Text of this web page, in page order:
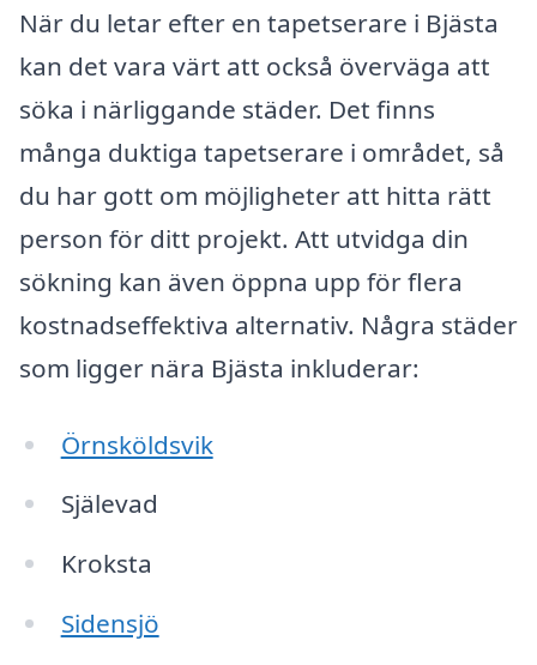
När du letar efter en tapetserare i Bjästa
kan det vara värt att också överväga att
söka i närliggande städer. Det finns
många duktiga tapetserare i området, så
du har gott om möjligheter att hitta rätt
person för ditt projekt. Att utvidga din
sökning kan även öppna upp för flera
kostnadseffektiva alternativ. Några städer
som ligger nära Bjästa inkluderar:
Örnsköldsvik
Själevad
Kroksta
Sidensjö